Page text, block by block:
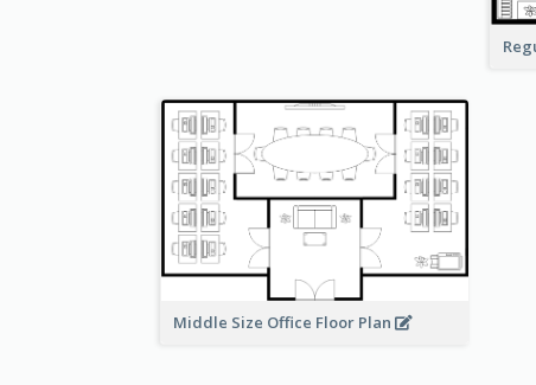
Middle Size Office Floor Plan